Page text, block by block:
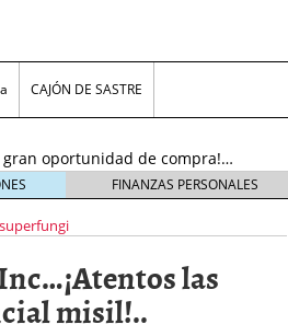
CAJÓN DE SASTRE
11/2016) 19 noviembre,
DE NUEVO!….
gran oportunidad de compra!…
del límite para decidir!…
técnico, para juego «pre-
2016
este precio!….(Actu…
FINANZAS PERSONALES
superfungi
las
misil!..